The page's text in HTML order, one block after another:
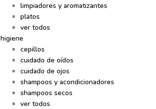
limpiadores y aromatizantes
platos
ver todos
higiene
cepillos
cuidado de oídos
cuidado de ojos
shampoos y acondicionadores
shampoos secos
ver todos